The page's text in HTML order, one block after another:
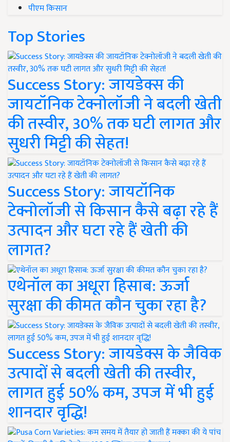
पीएम किसान
Top Stories
Success Story: जायडेक्स की
जायटॉनिक टेक्नोलॉजी ने बदली खेती
की तस्वीर, 30% तक घटी लागत और
सुधरी मिट्टी की सेहत!
Success Story: जायटॉनिक
टेक्नोलॉजी से किसान कैसे बढ़ा रहे हैं
उत्पादन और घटा रहे हैं खेती की
लागत?
एथेनॉल का अधूरा हिसाब: ऊर्जा
सुरक्षा की कीमत कौन चुका रहा है?
Success Story: जायडेक्स के जैविक
उत्पादों से बदली खेती की तस्वीर,
लागत हुई 50% कम, उपज में भी हुई
शानदार वृद्धि!